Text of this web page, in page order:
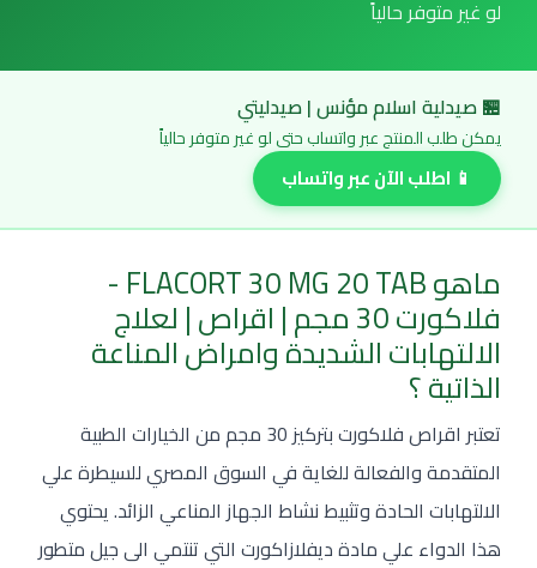
لو غير متوفر حالياً
🏪 صيدلية اسلام مؤنس | صيدليتي
يمكن طلب المنتج عبر واتساب حتى لو غير متوفر حالياً
📱 اطلب الآن عبر واتساب
ماهو FLACORT 30 MG 20 TAB -
فلاكورت 30 مجم | اقراص | لعلاج
الالتهابات الشديدة وامراض المناعة
الذاتية ؟
تعتبر اقراص فلاكورت بتركيز 30 مجم من الخيارات الطبية
المتقدمة والفعالة للغاية في السوق المصري للسيطرة علي
الالتهابات الحادة وتثبيط نشاط الجهاز المناعي الزائد. يحتوي
هذا الدواء علي مادة ديفلازاكورت التي تنتمي الى جيل متطور